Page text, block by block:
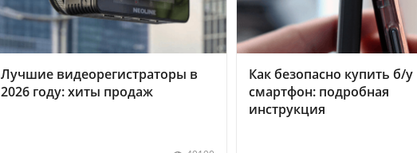
Лучшие видеорегистраторы в
2026 году: хиты продаж
Как безопасно купить б/у
смартфон: подробная
инструкция